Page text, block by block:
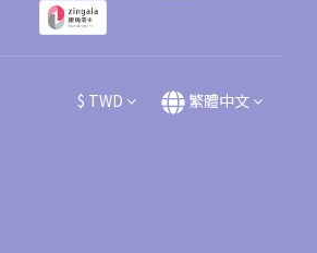
$ TWD 繁體中文